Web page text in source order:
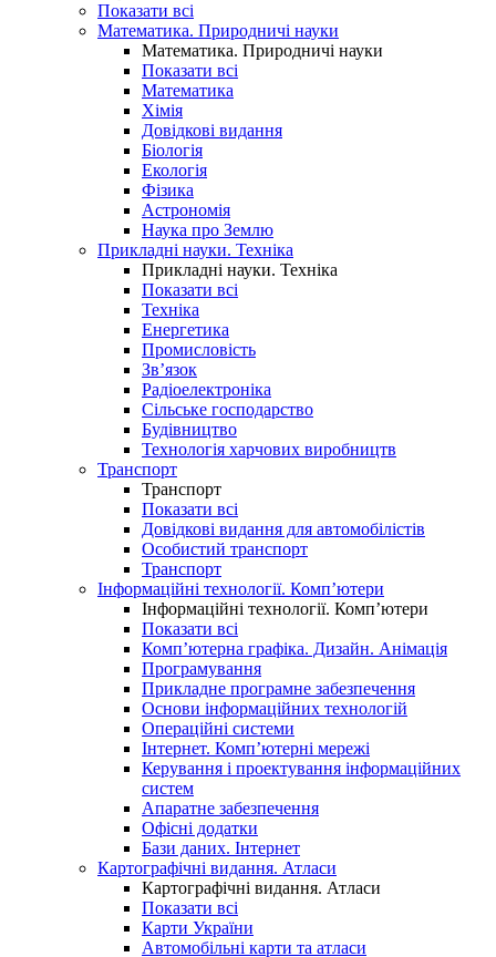
Показати всі
Математика. Природничі науки
Математика. Природничі науки
Показати всі
Математика
Хімія
Довідкові видання
Біологія
Екологія
Фізика
Астрономія
Наука про Землю
Прикладні науки. Техніка
Прикладні науки. Техніка
Показати всі
Техніка
Енергетика
Промисловість
Зв’язок
Радіоелектроніка
Сільське господарство
Будівництво
Технологія харчових виробництв
Транспорт
Транспорт
Показати всі
Довідкові видання для автомобілістів
Особистий транспорт
Транспорт
Інформаційні технології. Комп’ютери
Інформаційні технології. Комп’ютери
Показати всі
Комп’ютерна графіка. Дизайн. Анімація
Програмування
Прикладне програмне забезпечення
Основи інформаційних технологій
Операційні системи
Інтернет. Комп’ютерні мережі
Керування і проектування інформаційних
систем
Апаратне забезпечення
Офісні додатки
Бази даних. Інтернет
Картографічні видання. Атласи
Картографічні видання. Атласи
Показати всі
Карти України
Автомобільні карти та атласи